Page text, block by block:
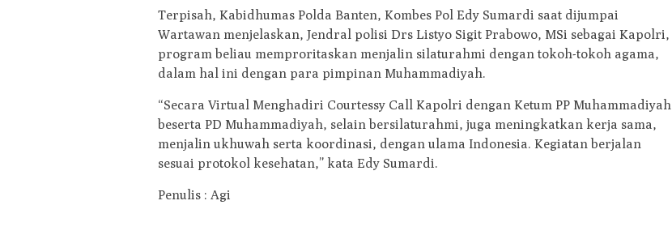
Terpisah, Kabidhumas Polda Banten, Kombes Pol Edy Sumardi saat dijumpai
Wartawan menjelaskan, Jendral polisi Drs Listyo Sigit Prabowo, MSi sebagai Kapolri,
program beliau memproritaskan menjalin silaturahmi dengan tokoh-tokoh agama,
dalam hal ini dengan para pimpinan Muhammadiyah.
“Secara Virtual Menghadiri Courtessy Call Kapolri dengan Ketum PP Muhammadiyah
beserta PD Muhammadiyah, selain bersilaturahmi, juga meningkatkan kerja sama,
menjalin ukhuwah serta koordinasi, dengan ulama Indonesia. Kegiatan berjalan
sesuai protokol kesehatan,” kata Edy Sumardi.
Penulis : Agi